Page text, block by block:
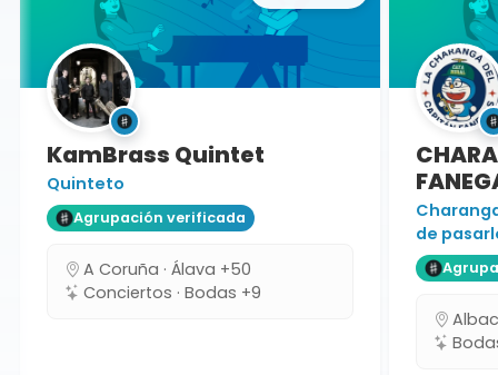
KamBrass Quintet
Quinteto
Agrupación verificada
A Coruña · Álava +50
Conciertos · Bodas +9
de
Bodas